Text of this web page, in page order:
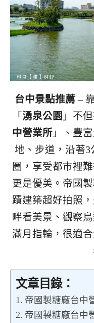
台中景點推薦 –
「 湧泉公園 」不
中營業所 」、豐
地、步道，沿著
圈，享受都市裡
更是優美。帝國
蹟建築超好拍照
畔看美景、觀察
滿月指輪，很適
文章目錄：
帝國製糖廠台中
帝國製糖廠台中